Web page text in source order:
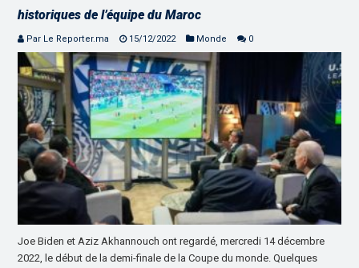
historiques de l’équipe du Maroc
Par Le Reporter.ma 15/12/2022 Monde 0
Joe Biden et Aziz Akhannouch ont regardé, mercredi 14 décembre
2022, le début de la demi-finale de la Coupe du monde. Quelques